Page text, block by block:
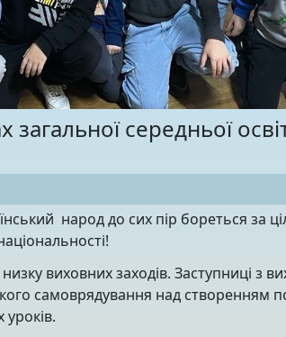
середньої
народ до сих пір бореться за
виховних заходів. Заступниці з
самоврядування над створенням
уроків.